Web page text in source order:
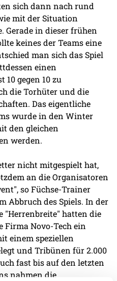
sich dann nach rund
mit der Situation
Gerade in dieser frühen
keines der Teams eine
man sich das Spiel
einen
10 gegen 10 zu
die Torhüter und die
Das eigentliche
wurde in den Winter
den gleichen
werden.
nicht mitgespielt hat,
an die Organisatoren
so Füchse-Trainer
Abbruch des Spiels. In der
"Herrenbreite" hatten die
Firma Novo-Tech ein
einem speziellen
und Tribünen für 2.000
fast bis auf den letzten
nahmen die